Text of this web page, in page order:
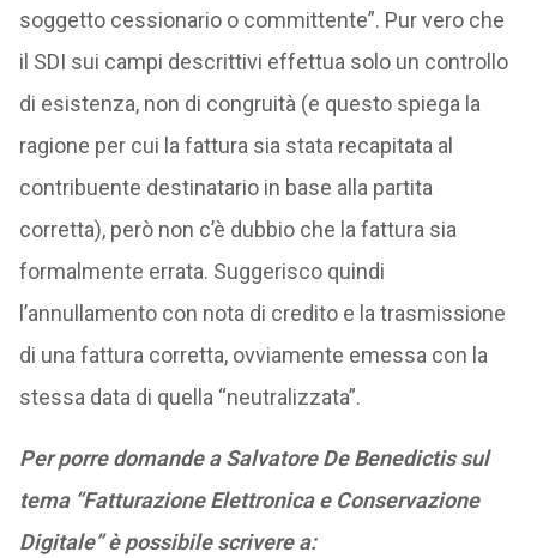
soggetto cessionario o committente”. Pur vero che
il SDI sui campi descrittivi effettua solo un controllo
di esistenza, non di congruità (e questo spiega la
ragione per cui la fattura sia stata recapitata al
contribuente destinatario in base alla partita
corretta), però non c’è dubbio che la fattura sia
formalmente errata. Suggerisco quindi
l’annullamento con nota di credito e la trasmissione
di una fattura corretta, ovviamente emessa con la
stessa data di quella “neutralizzata”.
Per porre domande a Salvatore De Benedictis sul
tema “Fatturazione Elettronica e Conservazione
Digitale” è possibile scrivere a: